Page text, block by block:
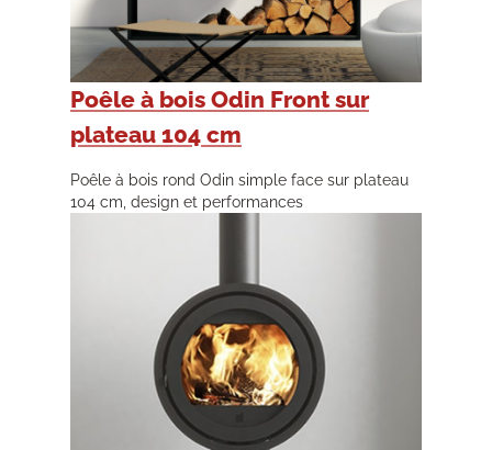
Poêle à bois Odin Front sur
plateau 104 cm
Poêle à bois rond Odin simple face sur plateau
104 cm, design et performances